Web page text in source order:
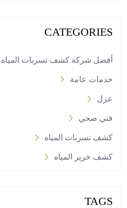
CATEGORIES
أفضل شركة كشف تسربات المياه
خدمات عامة
عزل
فني صحي
كشف تسربات المياه
كشف خرير المياه
TAGS